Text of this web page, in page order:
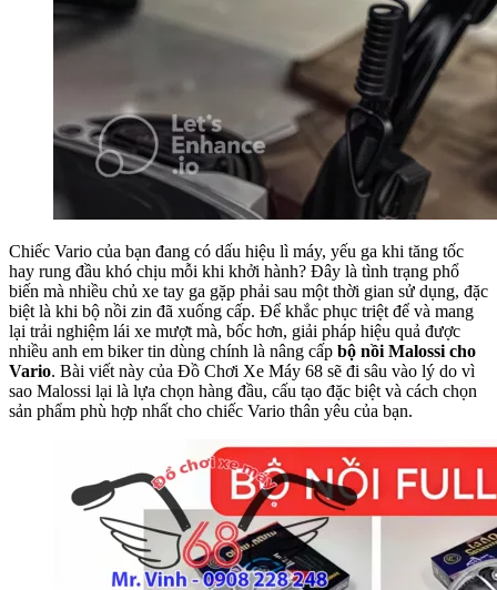
Chiếc Vario của bạn đang có dấu hiệu lì máy, yếu ga khi tăng tốc
hay rung đầu khó chịu mỗi khi khởi hành? Đây là tình trạng phổ
biến mà nhiều chủ xe tay ga gặp phải sau một thời gian sử dụng, đặc
biệt là khi bộ nồi zin đã xuống cấp. Để khắc phục triệt để và mang
lại trải nghiệm lái xe mượt mà, bốc hơn, giải pháp hiệu quả được
nhiều anh em biker tin dùng chính là nâng cấp bộ nồi Malossi cho
Vario. Bài viết này của Đồ Chơi Xe Máy 68 sẽ đi sâu vào lý do vì
sao Malossi lại là lựa chọn hàng đầu, cấu tạo đặc biệt và cách chọn
sản phẩm phù hợp nhất cho chiếc Vario thân yêu của bạn.